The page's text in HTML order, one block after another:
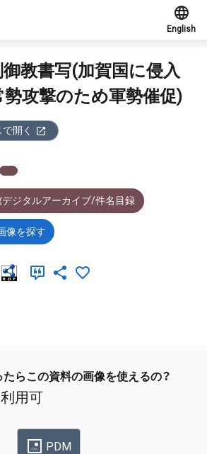
English
教書写(加賀国に侵入
攻撃のため軍勢催促)
開く
ジタルアーカイブ/件名目録
像を探す
たらこの資料の画像を使えるの？
用可
PDM